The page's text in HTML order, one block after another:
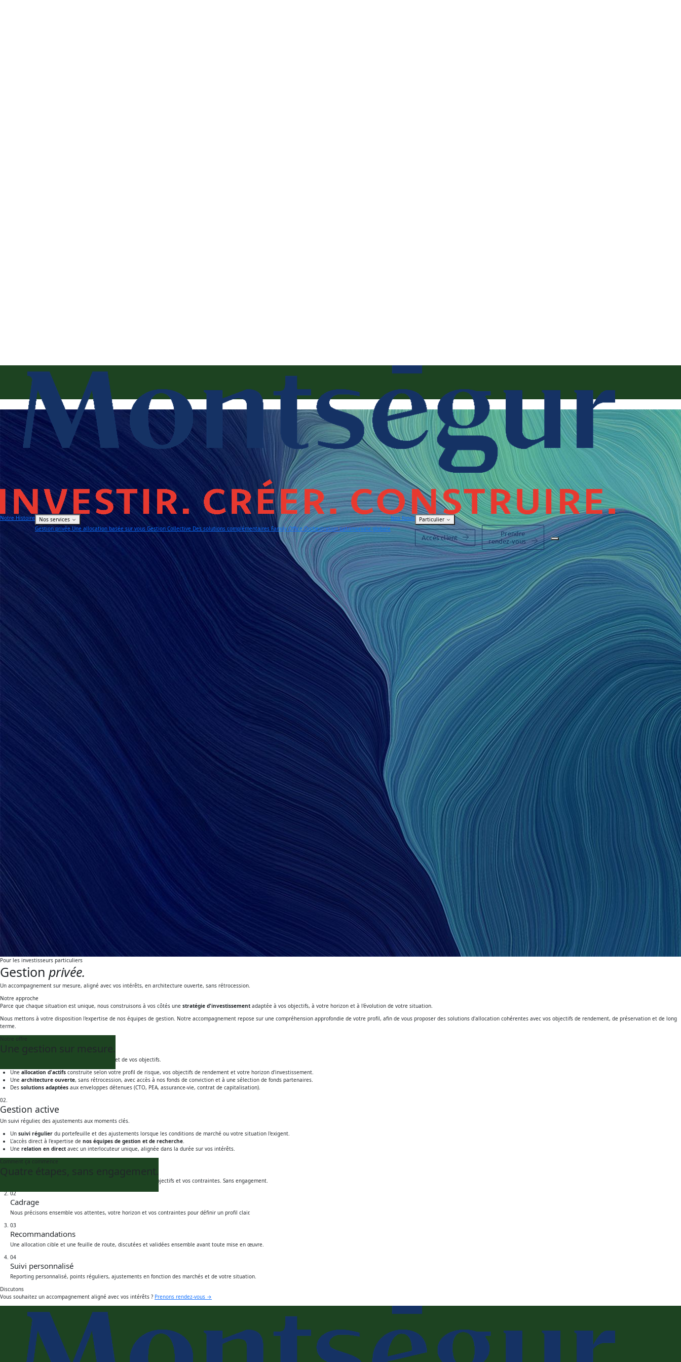
Notre Histoire
Nos services
Gestion privée Une allocation basée sur vous Gestion Collective Des solutions complémentaires Family Office Orchestration patrimoniale globale
Nos fonds Particulier
Accès client
Prendre
rendez-vous
Pour les investisseurs particuliers
Gestion privée.
Un accompagnement sur mesure, aligné avec vos intérêts, en architecture ouverte, sans rétrocession.
Notre approche
Parce que chaque situation est unique, nous construisons à vos côtés une stratégie d'investissement adaptée à vos objectifs, à votre horizon et à l'évolution de votre situation.
Nous mettons à votre disposition l'expertise de nos équipes de gestion. Notre accompagnement repose sur une compréhension approfondie de votre profil, afin de vous proposer des solutions d'allocation cohérentes avec vos objectifs de rendement, de préservation et de long
terme.
Notre offre
Une gestion sur mesure.
01.
Allocationpersonnalisée
Un portefeuille construit autour de votre profil et de vos objectifs.
Une allocation d'actifs construite selon votre profil de risque, vos objectifs de rendement et votre horizon d'investissement.
Une architecture ouverte, sans rétrocession, avec accès à nos fonds de conviction et à une sélection de fonds partenaires.
Des solutions adaptées aux enveloppes détenues (CTO, PEA, assurance-vie, contrat de capitalisation).
02.
Gestion active
Un suivi régulier, des ajustements aux moments clés.
Un suivi régulier du portefeuille et des ajustements lorsque les conditions de marché ou votre situation l'exigent.
L'accès direct à l'expertise de nos équipes de gestion et de recherche.
Une relation en direct avec un interlocuteur unique, alignée dans la durée sur vos intérêts.
Comment ça commence
Quatre étapes, sans engagement.
01
Rencontre
Un premier échange pour comprendre votre situation, vos objectifs et vos contraintes. Sans engagement.
02
Cadrage
Nous précisons ensemble vos attentes, votre horizon et vos contraintes pour définir un profil clair.
03
Recommandations
Une allocation cible et une feuille de route, discutées et validées ensemble avant toute mise en œuvre.
04
Suivi personnalisé
Reporting personnalisé, points réguliers, ajustements en fonction des marchés et de votre situation.
Discutons
Vous souhaitez un accompagnement aligné avec vos intérêts ? Prenons rendez-vous →